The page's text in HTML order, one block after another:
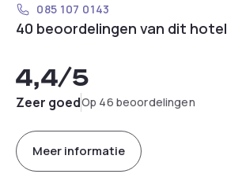
085 107 0143
40 beoordelingen van dit hotel
4,4/5
Zeer goedOp 46 beoordelingen
Meer informatie